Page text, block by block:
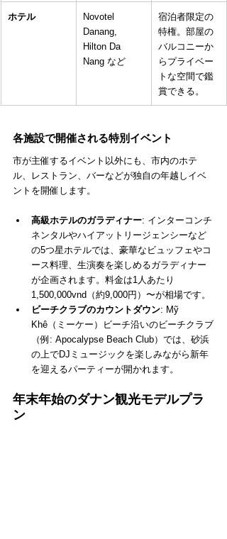
ホテル
Novotel
Danang,
Hilton Da
Nang など
宿泊者限定の
特権。部屋の
バルコニーか
らプライベー
トな空間で鑑
賞できる。
各施設で開催される特別イベント
市が主催するイベント以外にも、市内のホテ
ル、レストラン、バーなどが独自の年越しイベ
ントを開催します。
高級ホテルのガラディナー: インターコンチ
ネンタルやハイアットリージェンシーなど
の5つ星ホテルでは、豪華なビュッフェやコ
ース料理、生演奏を楽しめるガラディナー
が企画されます。料金は1人あたり
1,500,000vnd（約9,000円）〜が相場です。
ビーチクラブのカウントダウン: Mỹ
Khê（ミーケー）ビーチ沿いのビーチクラブ
（例: Apocalypse Beach Club）では、砂浜
の上でDJミュージックを楽しみながら新年
を迎えるパーティーが開かれます。
年末年始のダナン観光モデルプラ
ン